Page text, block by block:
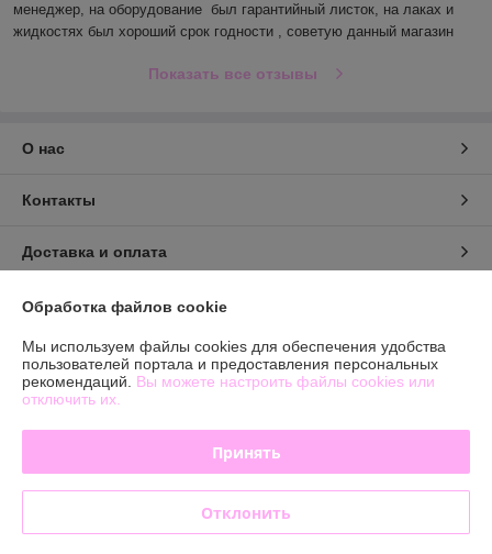
менеджер, на оборудование  был гарантийный листок, на лаках и
жидкостях был хороший срок годности , советую данный магазин
Показать все отзывы
О нас
Контакты
Доставка и оплата
График работы
Полная версия сайта
Политика обработки cookies
Сайт создан на платформе Deal.by
Обработка файлов cookie
Мы используем файлы cookies для обеспечения удобства
пользователей портала и предоставления персональных
рекомендаций. Вы можете настроить файлы cookies или
отключить их.
Принять
Отклонить